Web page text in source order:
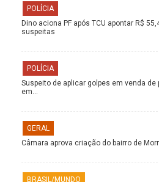
POLÍCIA
Dino aciona PF após TCU apontar R$
suspeitas
POLÍCIA
Suspeito de aplicar golpes em venda
em…
GERAL
Câmara aprova criação do bairro de
BRASIL/MUNDO